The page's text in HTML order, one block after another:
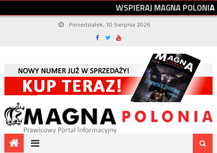
WSPIERAJMAGNAPOLONIA
Poniedziałek, 10 Sierpnia 2026